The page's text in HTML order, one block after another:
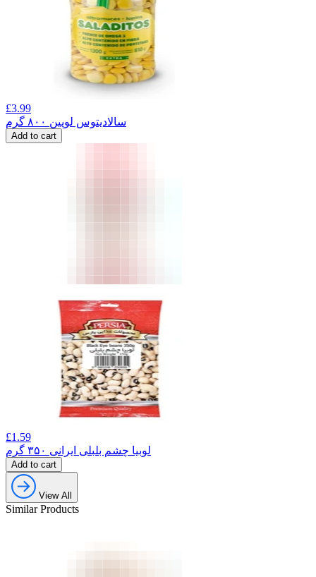
£3.99
سالادیتوس لوپین ۸۰۰ گرم
Add to cart
£1.59
لوبیا چشم بلبلی ایرانی ۳۵۰ گرم
Add to cart
View All
Similar Products